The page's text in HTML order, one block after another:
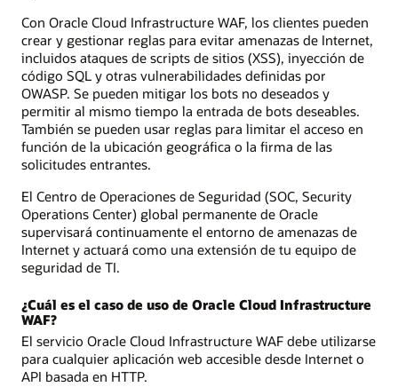
Con Oracle Cloud Infrastructure WAF, los clientes pueden
crear y gestionar reglas para evitar amenazas de Internet,
incluidos ataques de scripts de sitios (XSS), inyección de
código SQL y otras vulnerabilidades definidas por
OWASP. Se pueden mitigar los bots no deseados y
permitir al mismo tiempo la entrada de bots deseables.
También se pueden usar reglas para limitar el acceso en
función de la ubicación geográfica o la firma de las
solicitudes entrantes.
El Centro de Operaciones de Seguridad (SOC, Security
Operations Center) global permanente de Oracle
supervisará continuamente el entorno de amenazas de
Internet y actuará como una extensión de tu equipo de
seguridad de TI.
¿Cuál es el caso de uso de Oracle Cloud Infrastructure
WAF?
El servicio Oracle Cloud Infrastructure WAF debe utilizarse
para cualquier aplicación web accesible desde Internet o
API basada en HTTP.